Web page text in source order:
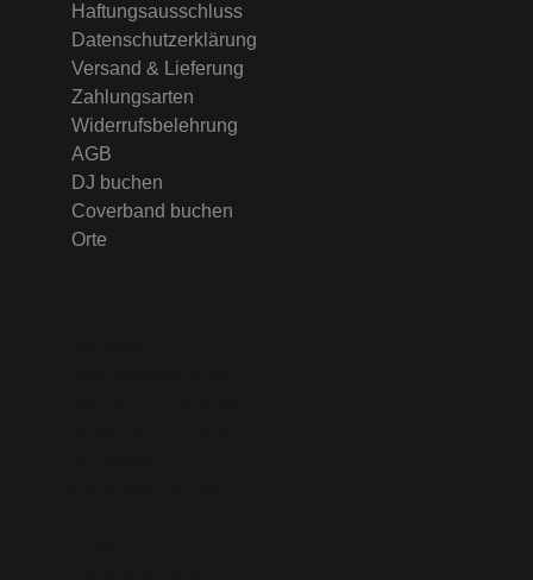
Haftungsausschluss
Datenschutzerklärung
Versand & Lieferung
Zahlungsarten
Widerrufsbelehrung
AGB
DJ buchen
Coverband buchen
Orte